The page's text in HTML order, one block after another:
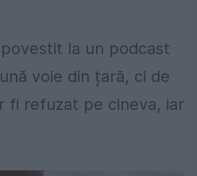
la un podcast
voie din țară, ci de
fi refuzat pe cineva, iar